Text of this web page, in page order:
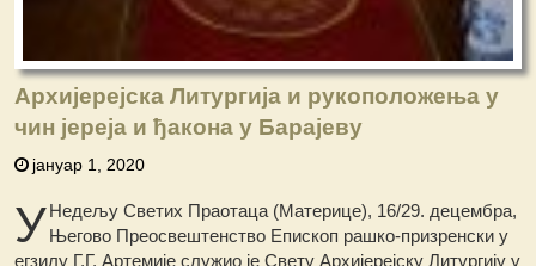
Архијерејска Литургија и рукоположења у
чин јереја и ђакона у Барајеву
јануар 1, 2020
УНедељу Светих Праотаца (Материце), 16/29. децембра,
Његово Преосвештенство Епископ рашко-призренски у
егзилу Г.Г. Артемије служио је Свету Архијерејску Литургију у